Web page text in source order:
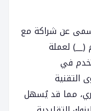
تُسمى عن شراكة مع
(__) لعملة
في
التقنية
مما قد يُسهل